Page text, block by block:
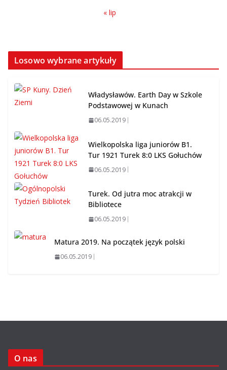
« lip
Losowo wybrane artykuły
Władysławów. Earth Day w Szkole
Podstawowej w Kunach
06.05.2019
Wielkopolska liga juniorów B1.
Tur 1921 Turek 8:0 LKS Gołuchów
06.05.2019
Turek. Od jutra moc atrakcji w
Bibliotece
06.05.2019
Matura 2019. Na początek język polski
06.05.2019
O nas